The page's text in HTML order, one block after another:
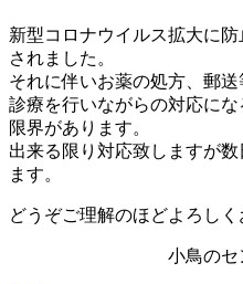
新型コロナウイルス拡大に
されました。
それに伴いお薬の処方、郵送
診療を行いながらの対応に
限界があります。
出来る限り対応致しますが
ます。
どうぞご理解のほどよろしく
小鳥の